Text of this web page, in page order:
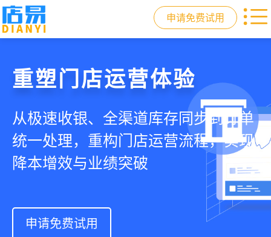
申请免费试用
门店收银，就用店易
智慧收银+商品库存+会员增长+小程序
商城，一套系统解决开店管店及业绩
增长难题
申请免费试用
重塑门店运营体验
从极速收银、全渠道库存同步到订单
统一处理，重构门店运营流程，实现
降本增效与业绩突破
申请免费试用
驱动私域会员增长
从支付即会员、精准营销到优惠券互
通，驱动私域流量沉淀和会员复购，
提升忠诚度和营销效果
申请免费试用
快速拓展生意边界
借助小程序商城、线上引流到线下售
后，打通全域销售渠道，拓展生意边
界，提升顾客体验
申请免费试用